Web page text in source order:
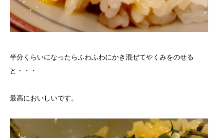
半分くらいになったらふわふわにかき混ぜてやくみをのせる
と・・・
最高においしいです。